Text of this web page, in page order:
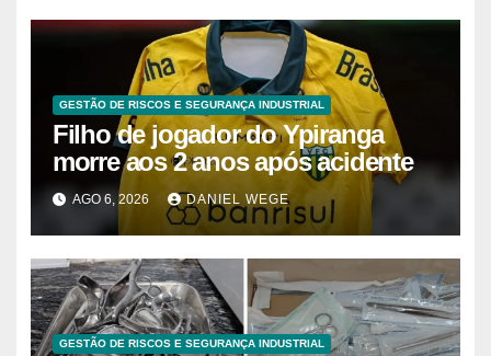
GESTÃO DE RISCOS E SEGURANÇA INDUSTRIAL
Filho de jogador do Ypiranga
morre aos 2 anos após acidente
AGO 6, 2026 DANIEL WEGE
GESTÃO DE RISCOS E SEGURANÇA INDUSTRIAL